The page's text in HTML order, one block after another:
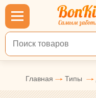
Поиск по товарам
Главная Типы